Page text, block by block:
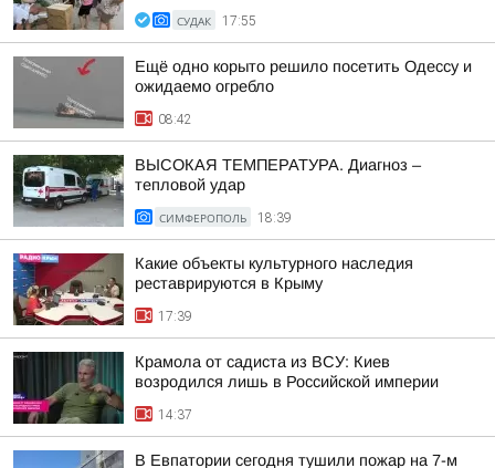
СУДАК 17:55
Ещё одно корыто решило посетить Одессу и
ожидаемо огребло
08:42
ВЫСОКАЯ ТЕМПЕРАТУРА. Диагноз –
тепловой удар
СИМФЕРОПОЛЬ 18:39
Какие объекты культурного наследия
реставрируются в Крыму
17:39
Крамола от садиста из ВСУ: Киев
возродился лишь в Российской империи
14:37
В Евпатории сегодня тушили пожар на 7-м